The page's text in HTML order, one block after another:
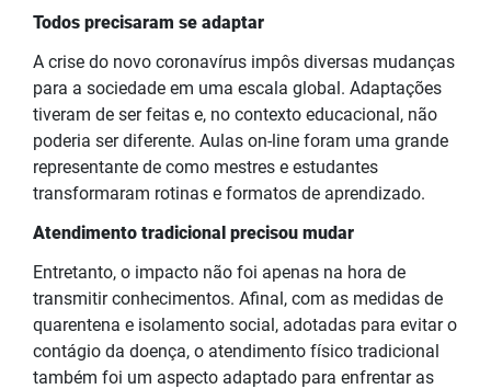
Todos precisaram se adaptar
A crise do novo coronavírus impôs diversas mudanças
para a sociedade em uma escala global. Adaptações
tiveram de ser feitas e, no contexto educacional, não
poderia ser diferente. Aulas on-line foram uma grande
representante de como mestres e estudantes
transformaram rotinas e formatos de aprendizado.
Atendimento tradicional precisou mudar
Entretanto, o impacto não foi apenas na hora de
transmitir conhecimentos. Afinal, com as medidas de
quarentena e isolamento social, adotadas para evitar o
contágio da doença, o atendimento físico tradicional
também foi um aspecto adaptado para enfrentar as